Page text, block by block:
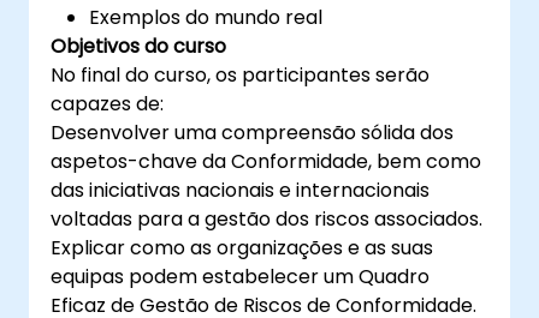
Exemplos do mundo real
Objetivos do curso
No final do curso, os participantes serão
capazes de:
Desenvolver uma compreensão sólida dos
aspetos-chave da Conformidade, bem como
das iniciativas nacionais e internacionais
voltadas para a gestão dos riscos associados.
Explicar como as organizações e as suas
equipas podem estabelecer um Quadro
Eficaz de Gestão de Riscos de Conformidade.